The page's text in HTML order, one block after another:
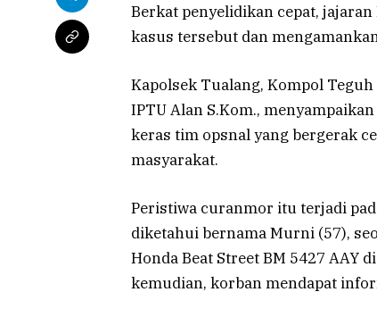
Berkat penyelidikan cepat,
kasus tersebut dan
Kapolsek Tualang, Kompol
IPTU Alan S.Kom.,
keras tim opsnal yang bergerak
masyarakat.
Peristiwa curanmor itu terjadi
diketahui bernama Murni (57),
Honda Beat Street BM 5427 AAY
kemudian, korban mendapat